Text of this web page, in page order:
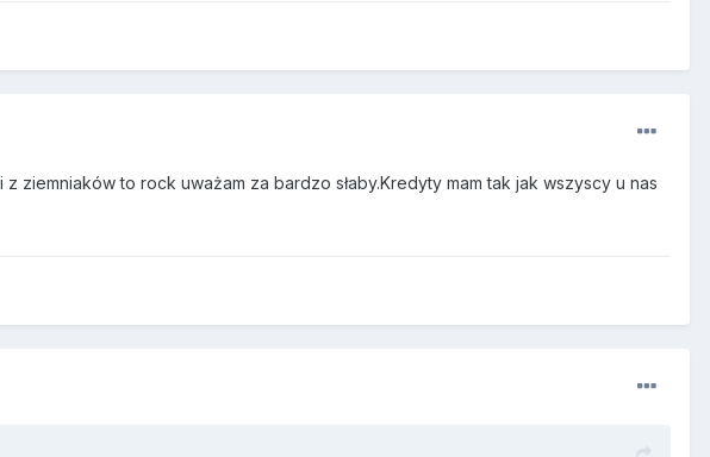
ziemniaków to rock uważam za bardzo słaby.Kredyty mam tak jak wszyscy u nas